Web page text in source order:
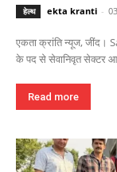
हेल्थ ekta kranti -
एकता क्रांति न्यूज, जींद।
के पद से सेवानिवृत सेक्टर आठ
Read more